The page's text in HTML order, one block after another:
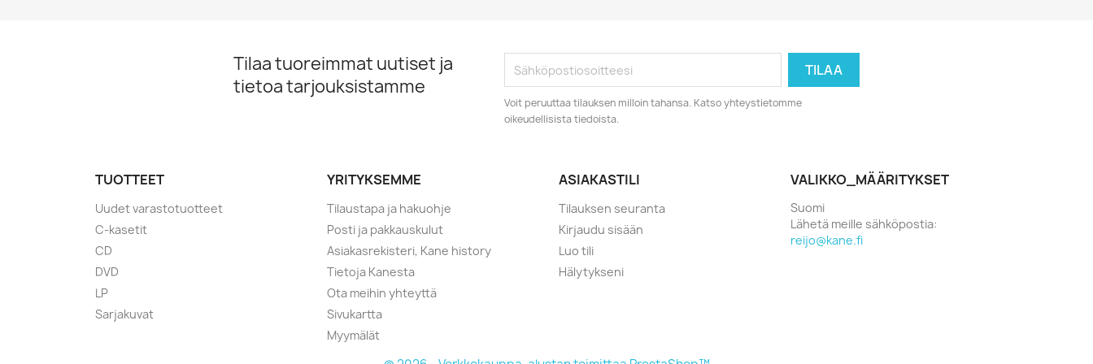
Tilaa tuoreimmat uutiset ja
tietoa tarjouksistamme
Voit peruuttaa tilauksen milloin tahansa. Katso yhteystietomme
oikeudellisista tiedoista.
TUOTTEET
Uudet varastotuotteet
C-kasetit
CD
DVD
LP
Sarjakuvat
YRITYKSEMME
Tilaustapa ja hakuohje
Posti ja pakkauskulut
Asiakasrekisteri, Kane history
Tietoja Kanesta
Ota meihin yhteyttä
Sivukartta
Myymälät
ASIAKASTILI
Tilauksen seuranta
Kirjaudu sisään
Luo tili
Hälytykseni
VALIKKO_MÄÄRITYKSET
Suomi
Lähetä meille sähköpostia:
reijo@kane.fi